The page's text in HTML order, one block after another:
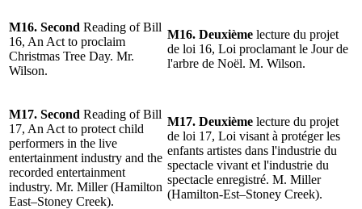
M16. Second Reading of Bill
16, An Act to proclaim
Christmas Tree Day. Mr.
Wilson.
M16. Deuxième lecture du projet
de loi 16, Loi proclamant le Jour de
l'arbre de Noël. M. Wilson.
M17. Second Reading of Bill
17, An Act to protect child
performers in the live
entertainment industry and the
recorded entertainment
industry. Mr. Miller (Hamilton
East–Stoney Creek).
M17. Deuxième lecture du projet
de loi 17, Loi visant à protéger les
enfants artistes dans l'industrie du
spectacle vivant et l'industrie du
spectacle enregistré. M. Miller
(Hamilton-Est–Stoney Creek).